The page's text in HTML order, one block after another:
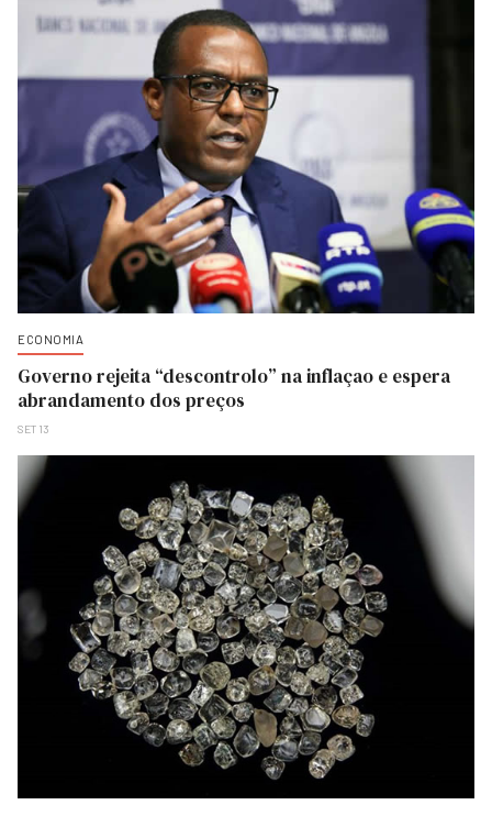
ECONOMIA
Governo rejeita “descontrolo” na inflaçao e espera
abrandamento dos preços
SET 13